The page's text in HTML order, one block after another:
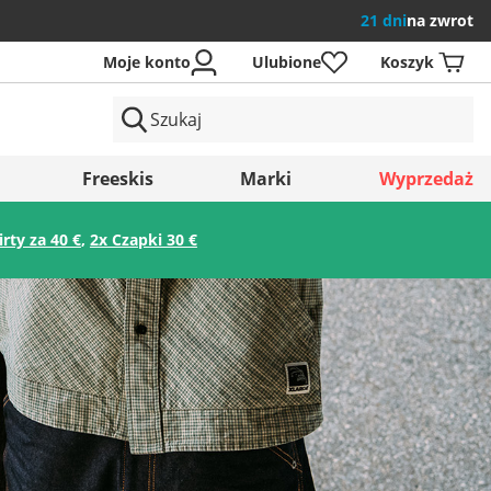
21 dnina zwrot
Zapisz
Moje konto Ulubione Koszyk
Freeskis Marki Wyprzedaż
za 40 €, 2x Czapki 30 €